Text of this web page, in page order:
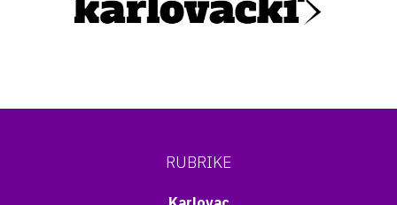
RUBRIKE